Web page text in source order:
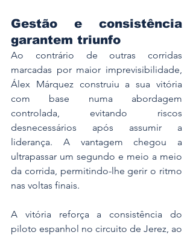
Gestão e consistência
garantem triunfo
Ao contrário de outras corridas
marcadas por maior imprevisibilidade,
Álex Márquez construiu a sua vitória
com base numa abordagem
controlada, evitando riscos
desnecessários após assumir a
liderança. A vantagem chegou a
ultrapassar um segundo e meio a meio
da corrida, permitindo-lhe gerir o ritmo
nas voltas finais.
A vitória reforça a consistência do
piloto espanhol no circuito de Jerez, ao